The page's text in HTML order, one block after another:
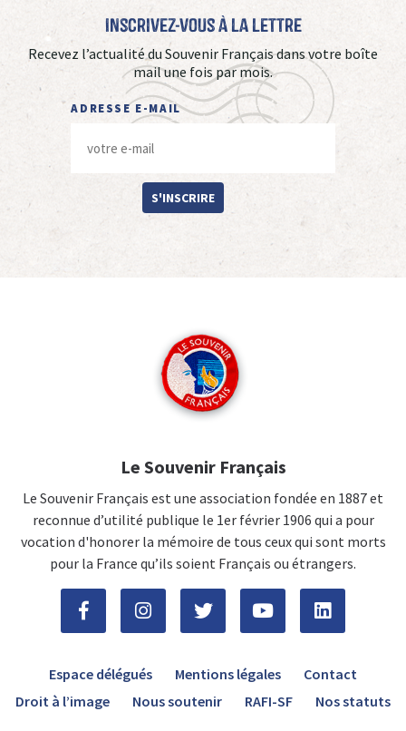
Inscrivez-vous à La Lettre
Recevez l’actualité du Souvenir Français dans votre boîte
mail une fois par mois.
ADRESSE E-MAIL
S'INSCRIRE
Le Souvenir Français
Le Souvenir Français est une association fondée en 1887 et
reconnue d’utilité publique le 1er février 1906 qui a pour
vocation d'honorer la mémoire de tous ceux qui sont morts
pour la France qu’ils soient Français ou étrangers.
Espace délégués Mentions légales
Contact
Droit à l’image
Nous soutenir RAFI-SF Nos statuts